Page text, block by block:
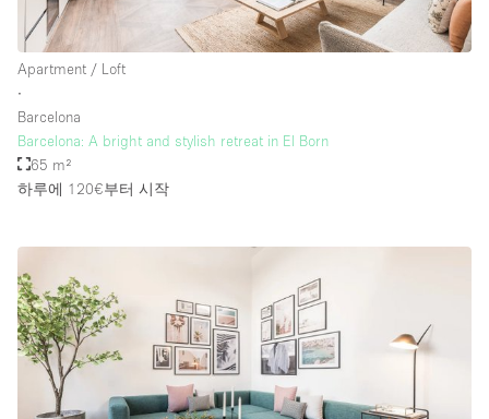
Apartment / Loft
∙
Barcelona
Barcelona: A bright and stylish retreat in El Born
65 m²
하루에 120€부터 시작